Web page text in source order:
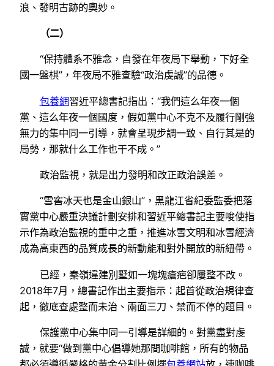
浪、發明古跡的奧妙。
（二）
“保持體系不雅念，自發在年夜局下舉動，下好全
國一盤棋”，年夜局不雅查驗“政治虔誠”的品德。
包養網習近平總書記指出：“我們這么年夜一個
黨、這么年夜一個國度，假如黨中心不克不及履行剛強
無力的集中同一引導，就會呈現步調一致、自行其是的
局勢，那就什么工作也干不成。”
政治監視，就是出力發明和改正政治誤差。
“雪窖冰天也是金山銀山”，黑龍江省紀委監委把落
實黨中心嚴重決議計劃安排和習近平總書記主要唆使指
示作為政治監視的重中之重，推進冰雪文明和冰雪經濟
成為高東西的品質成長的新動能和對外開放的新紐帶。
已經，秦嶺違建別墅如一塊塊瘡疤卻屢整不改。
2018年7月，總書記作出主要指示：起首從政治規律查
起，徹底查處整而未治、兩面三刀、禁而不停的題目。
保護黨中心集中同一引導是詳細的。對黨盡對虔
誠，就要“做到黨中心倡導她那間咖啡館，所有的物品